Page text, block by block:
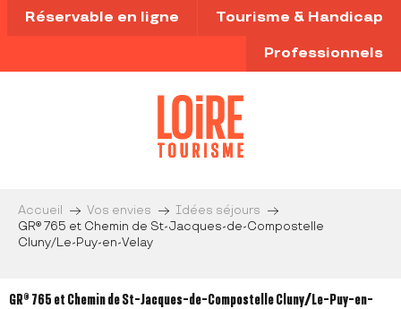
Aller
au
principal
Réservable en ligne Tourisme & Handicap
Professionnels
Accueil Vos envies
Idées séjours
GR® 765 et Chemin de St-Jacques-de-Compostelle
Cluny/Le-Puy-en-Velay
GR® 765 et Chemin de St-Jacques-de-Compostelle Cluny/Le-Puy-en-